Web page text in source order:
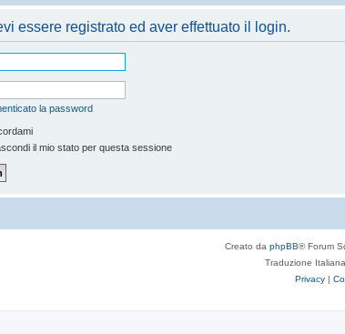
essere registrato ed aver effettuato il login.
la password
il mio stato per questa sessione
Creato da phpBB® Forum
Traduzione Italiana
Privacy |